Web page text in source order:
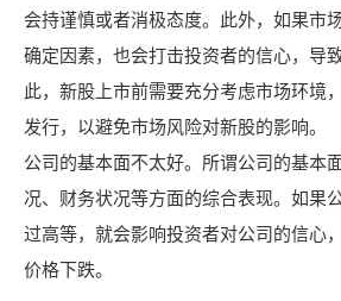
会持谨慎或者消极态度。此外，如果市
确定因素，也会打击投资者的信心，导
此，新股上市前需要充分考虑市场环境
发行，以避免市场风险对新股的影响。
公司的基本面不太好。所谓公司的基本
况、财务状况等方面的综合表现。如果
过高等，就会影响投资者对公司的信心
价格下跌。